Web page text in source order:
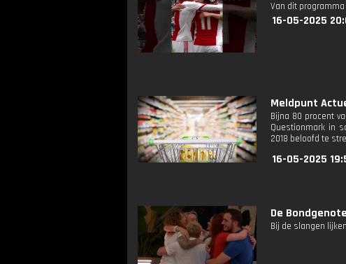
Van dit
16-05-2025
Meldpunt
Bijna 80 procent
Questionmark in
2018 beloofd te
16-05-2025
De
Bij de slangen